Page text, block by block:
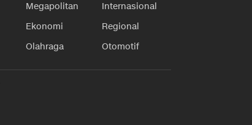
Megapolitan
Internasional
Ekonomi
Regional
Olahraga Otomotif